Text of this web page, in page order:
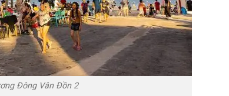
Đông Vân Đồn 2